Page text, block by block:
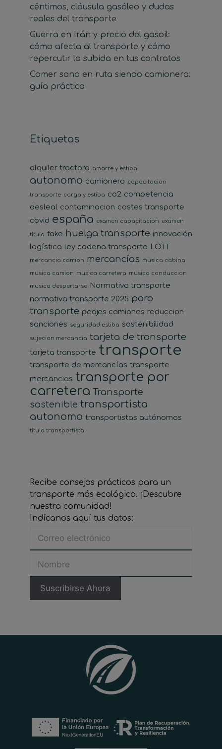
céntimos, cláusula gasóleo y dudas
reales del transporte
Guerra en Irán y precio del gasoil:
cómo afecta al transporte y cómo
repercutir la subida en tus contratos
Comer sano en ruta siendo camionero:
guía práctica
Etiquetas
alquiler tractora amarre y estiba
autonomo camionero capacitacion
transporte carga y estiba co2 competencia
desleal contaminacion costes transporte
covid españa examen capacitacion examen
título fake huelga transporte innovación
logística ley cadena transporte LOTT
mercancia camion mercancías musica cabina
musica camion musica carretera musica conduccion
musica despertarse
Normativa transporte
normativa transporte 2025 paro
transporte peajes camiones reduccion
sanciones
seguridad estiba sostenibilidad
sujecion mercancia tarjeta de transporte
tarjeta transporte transporte
transporte de mercancías transporte
mercancias transporte por
carretera Transporte
sostenible transportista
autonomo transportistas autónomos
título transportista
Recibe consejos prácticos para un
transporte más ecológico. ¡Descubre
nuestra comunidad!
Indícanos aquí tus datos: